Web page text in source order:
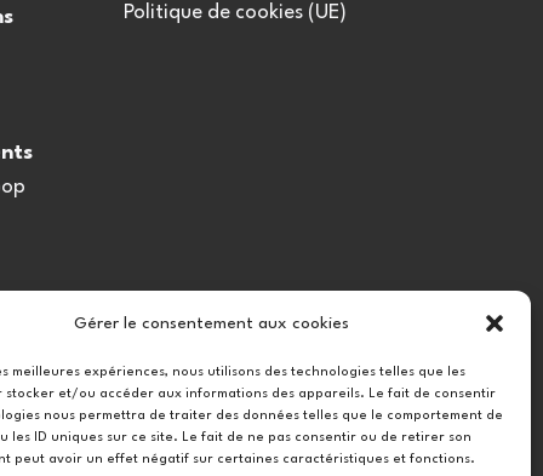
Gérer le consentement aux cookies
meilleures expériences, nous utilisons des technologies telles que les
stocker et/ou accéder aux informations des appareils. Le fait de consentir
nous permettra de traiter des données telles que le comportement de
les ID uniques sur ce site. Le fait de ne pas consentir ou de retirer son
peut avoir un effet négatif sur certaines caractéristiques et fonctions.
Politique de cookies (UE)